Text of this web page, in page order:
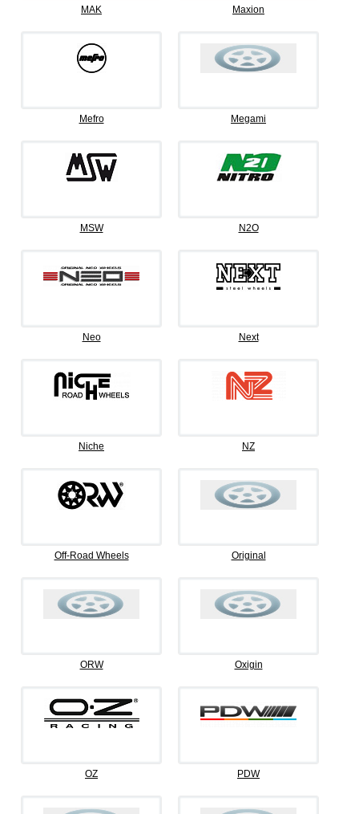
MAK Maxion
Mefro Megami
MSW N2O
Neo Next
Niche NZ
Off-Road Wheels Original
ORW Oxigin
OZ PDW